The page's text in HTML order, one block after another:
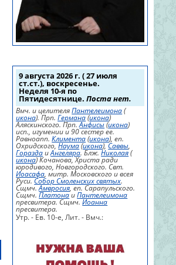
9 августа 2026 г. ( 27 июля
ст.ст.), воскресенье.
Неделя 10-я по
Пятидесятнице.Поста нет.
Вмч. и целителяПантелеимона(
икона). Прп.Германа(икона)
Аляскинского. Прп.Анфисы(икона)
исп., игумении и 90 сестер ее.
Равноапп.Климента(икона), еп.
Охридского,Наума(икона),Саввы,
ГораздаиАнгеляра. Блж.Николая(
икона) Кочанова, Христа ради
юродивого, Новгородского. Свт.
Иоасафа, митр. Московского и всея
Руси.Собор Смоленских святых.
Сщмч.Амвросия, еп. Сарапульского.
Сщмч.ПлатонаиПантелеимона
пресвитера. Сщмч.Иоанна
пресвитера.
Утр. - Ев. 10-е,Лит. - Вмч.: